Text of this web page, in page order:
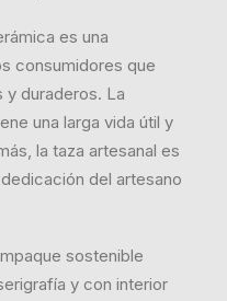
es una
consumidores que
duraderos. La
una larga vida útil y
la taza artesanal es
del artesano
sostenible
y con interior